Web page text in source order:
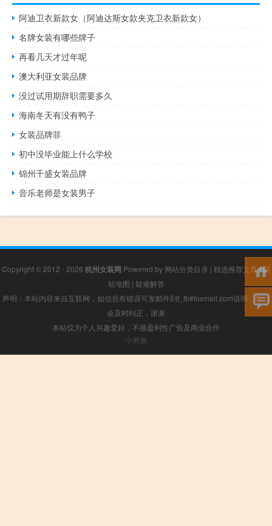
阿迪卫衣新款女（阿迪达斯女款夹克卫衣新款女）
名牌女装有哪些牌子
再看几天才过年呢
澳大利亚女装品牌
没过试用期辞职需要多久
海南冬天有没有鸭子
女装品牌菲
初中没毕业能上什么学校
锦州千盛女装品牌
音乐老师是女装男子
Copyright © 2012 - 2026 杭州女装网 Powered by 网站分类目录 | 精选推荐文章|网
站地图 | 疑难解答
声明：本站内容来自互联网，如信息有错误可发邮件到f_fb#foxmail.com说明，我们
会及时纠正，谢谢
本站仅为个人兴趣爱好，不接盈利性广告及商业合作
小男孩